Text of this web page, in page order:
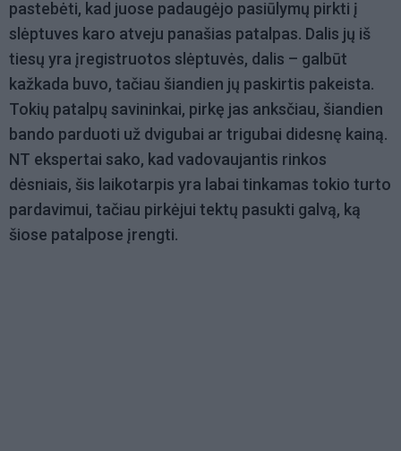
pastebėti, kad juose padaugėjo pasiūlymų pirkti į
slėptuves karo atveju panašias patalpas. Dalis jų iš
tiesų yra įregistruotos slėptuvės, dalis – galbūt
kažkada buvo, tačiau šiandien jų paskirtis pakeista.
Tokių patalpų savininkai, pirkę jas anksčiau, šiandien
bando parduoti už dvigubai ar trigubai didesnę kainą.
NT ekspertai sako, kad vadovaujantis rinkos
dėsniais, šis laikotarpis yra labai tinkamas tokio turto
pardavimui, tačiau pirkėjui tektų pasukti galvą, ką
šiose patalpose įrengti.